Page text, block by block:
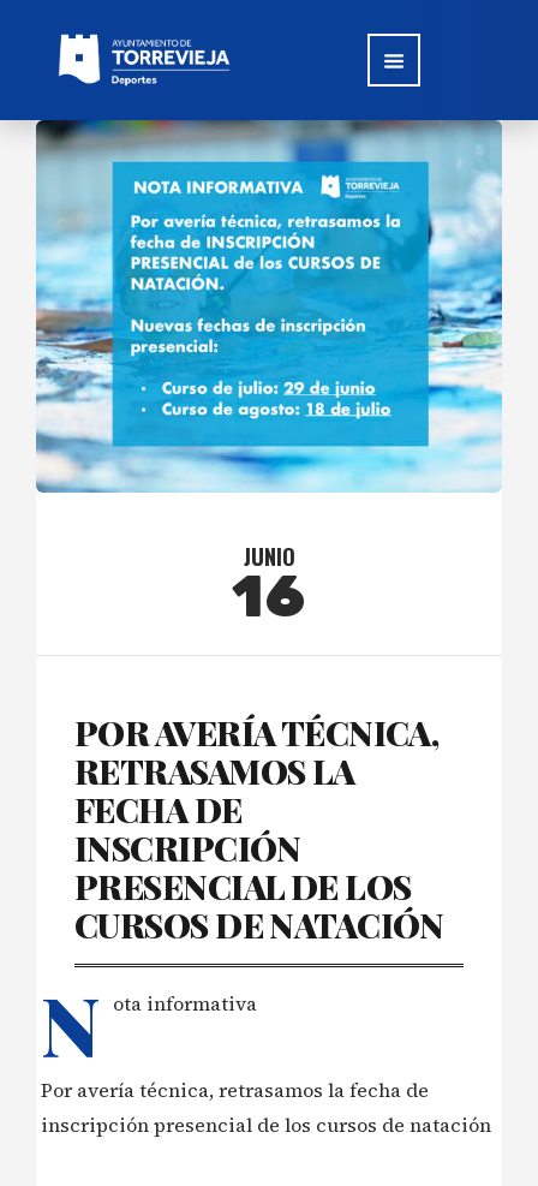
JUNIO
16
POR AVERÍA TÉCNICA,
RETRASAMOS LA
FECHA DE
INSCRIPCIÓN
PRESENCIAL DE LOS
CURSOS DE NATACIÓN
N ota informativa
Por avería técnica, retrasamos la fecha de
inscripción presencial de los cursos de natación